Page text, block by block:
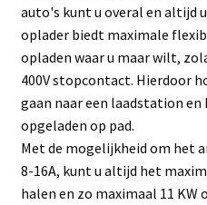
auto's kunt u overal en altijd
oplader biedt maximale
opladen waar u maar wilt,
400V stopcontact. Hierdoor
gaan naar een laadstation
opgeladen op pad.
Met de mogelijkheid om het
8-16A, kunt u altijd het
halen en zo maximaal 11 KW